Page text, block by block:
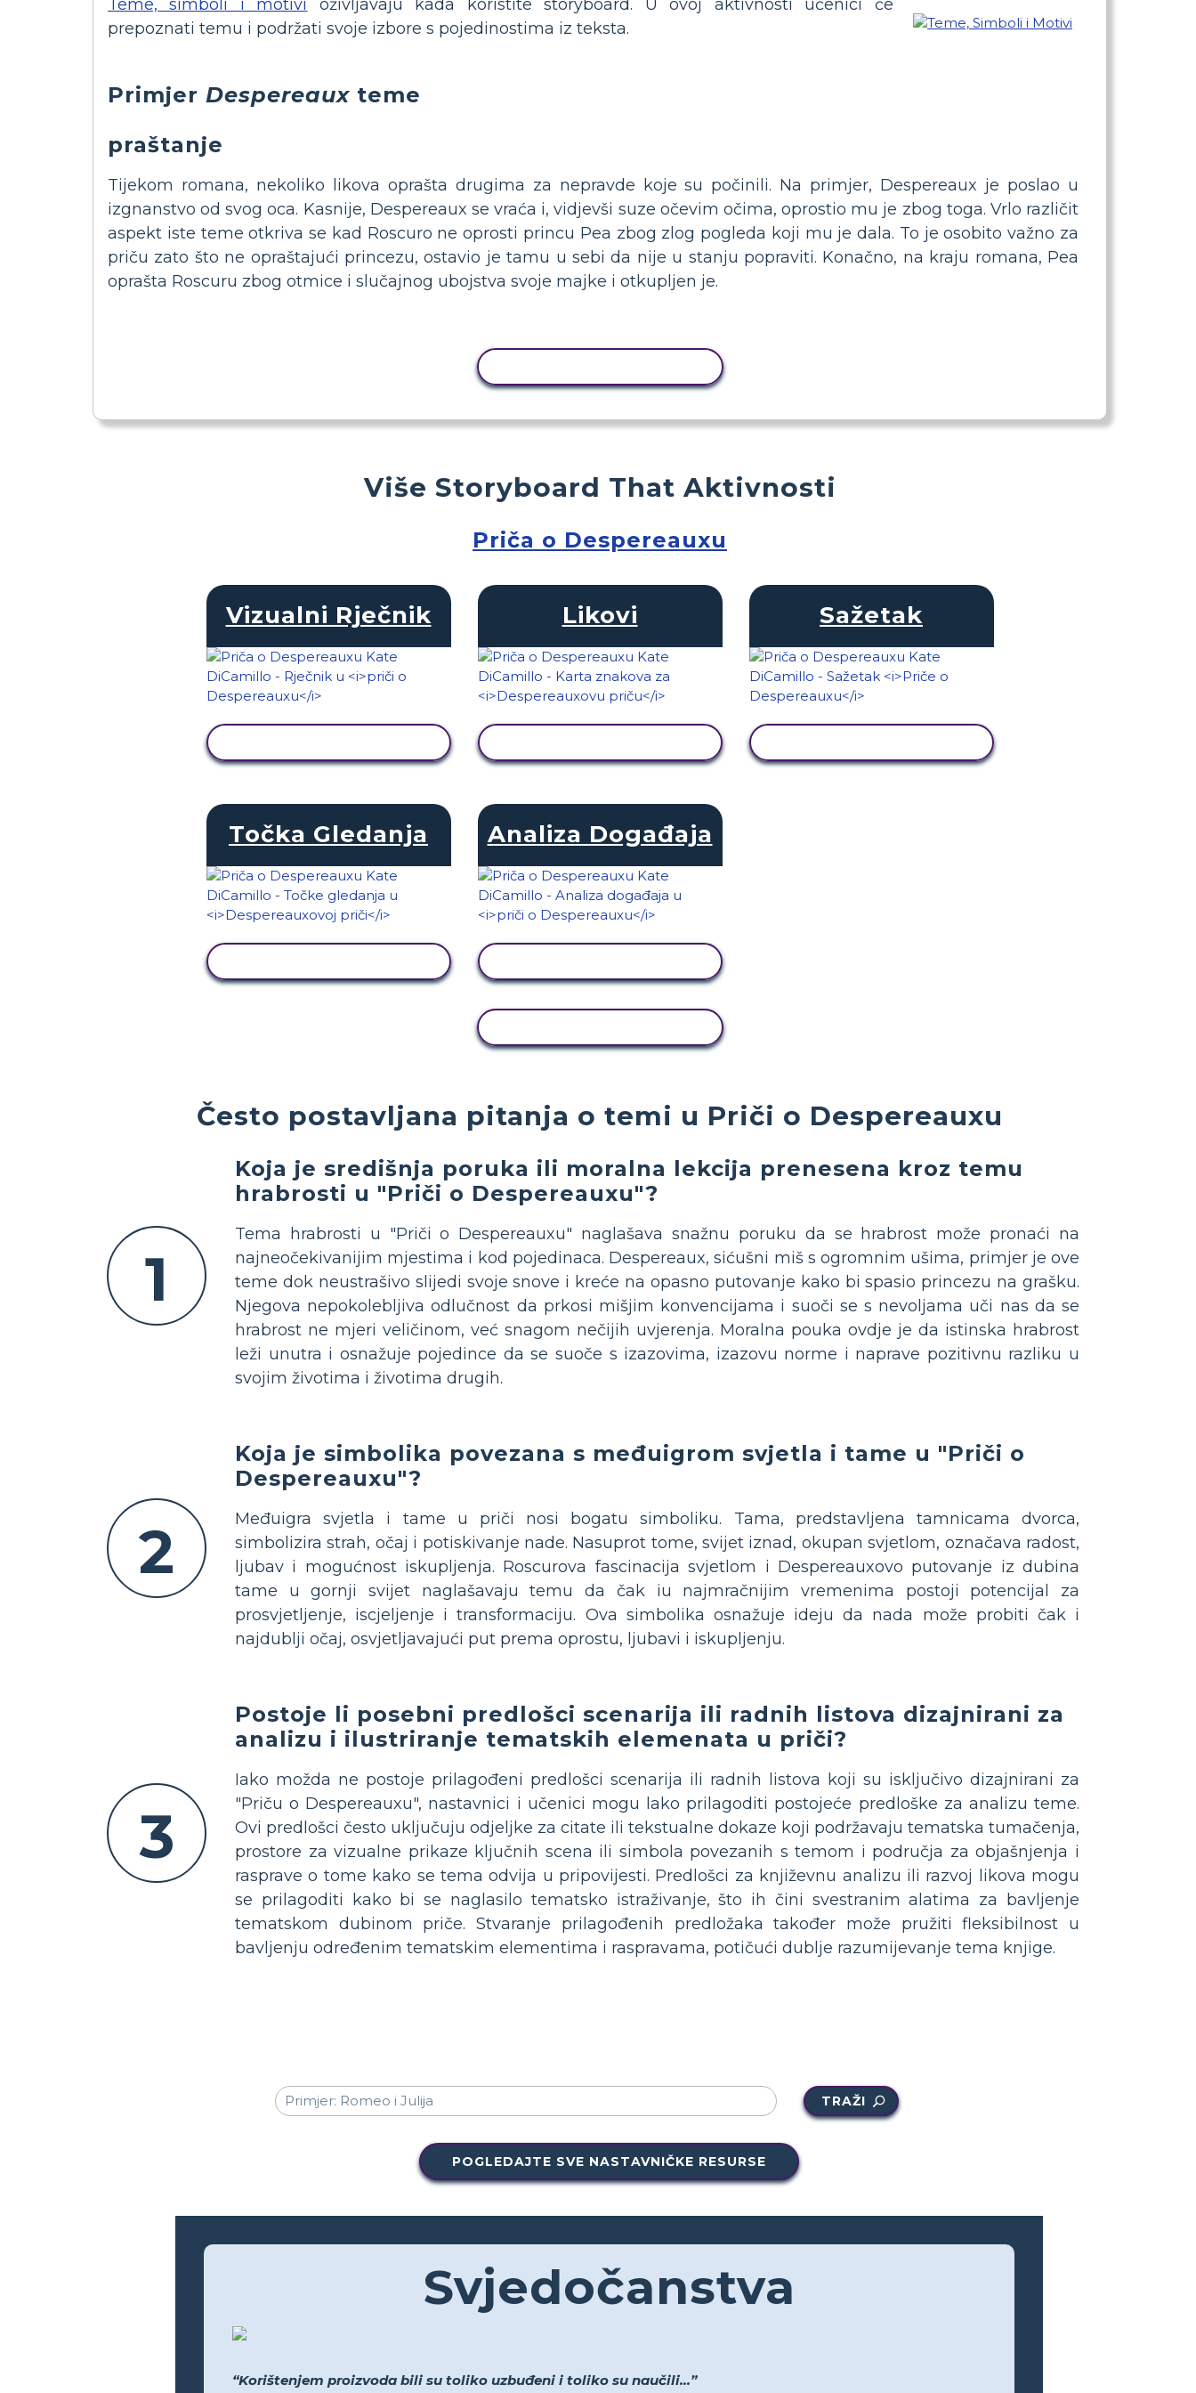
Teme, simboli i motivi
oživljavaju kada koristite storyboard. U ovoj aktivnosti učenici će
prepoznati temu i podržati svoje izbore s pojedinostima iz teksta.
Primjer Despereaux teme
praštanje
Tijekom romana, nekoliko likova oprašta drugima za nepravde koje su počinili. Na primjer, Despereaux je poslao u
izgnanstvo od svog oca. Kasnije, Despereaux se vraća i, vidjevši suze očevim očima, oprostio mu je zbog toga. Vrlo različit
aspekt iste teme otkriva se kad Roscuro ne oprosti princu Pea zbog zlog pogleda koji mu je dala. To je osobito važno za
priču zato što ne opraštajući princezu, ostavio je tamu u sebi da nije u stanju popraviti. Konačno, na kraju romana, Pea
oprašta Roscuru zbog otmice i slučajnog ubojstva svoje majke i otkupljen je.
Često postavljana pitanja o temi u Priči o Despereauxu
1
Koja je središnja poruka ili moralna lekcija prenesena kroz temu
hrabrosti u "Priči o Despereauxu"?
Tema hrabrosti u "Priči o Despereauxu" naglašava snažnu poruku da se hrabrost može pronaći na
najneočekivanijim mjestima i kod pojedinaca. Despereaux, sićušni miš s ogromnim ušima, primjer je ove
teme dok neustrašivo slijedi svoje snove i kreće na opasno putovanje kako bi spasio princezu na grašku.
Njegova nepokolebljiva odlučnost da prkosi mišjim konvencijama i suoči se s nevoljama uči nas da se
hrabrost ne mjeri veličinom, već snagom nečijih uvjerenja. Moralna pouka ovdje je da istinska hrabrost
leži unutra i osnažuje pojedince da se suoče s izazovima, izazovu norme i naprave pozitivnu razliku u
svojim životima i životima drugih.
2
Koja je simbolika povezana s međuigrom svjetla i tame u "Priči o
Despereauxu"?
Međuigra svjetla i tame u priči nosi bogatu simboliku. Tama, predstavljena tamnicama dvorca,
simbolizira strah, očaj i potiskivanje nade. Nasuprot tome, svijet iznad, okupan svjetlom, označava radost,
ljubav i mogućnost iskupljenja. Roscurova fascinacija svjetlom i Despereauxovo putovanje iz dubina
tame u gornji svijet naglašavaju temu da čak iu najmračnijim vremenima postoji potencijal za
prosvjetljenje, iscjeljenje i transformaciju. Ova simbolika osnažuje ideju da nada može probiti čak i
najdublji očaj, osvjetljavajući put prema oprostu, ljubavi i iskupljenju.
3
Postoje li posebni predlošci scenarija ili radnih listova dizajnirani za
analizu i ilustriranje tematskih elemenata u priči?
Iako možda ne postoje prilagođeni predlošci scenarija ili radnih listova koji su isključivo dizajnirani za
"Priču o Despereauxu", nastavnici i učenici mogu lako prilagoditi postojeće predloške za analizu teme.
Ovi predlošci često uključuju odjeljke za citate ili tekstualne dokaze koji podržavaju tematska tumačenja,
prostore za vizualne prikaze ključnih scena ili simbola povezanih s temom i područja za objašnjenja i
rasprave o tome kako se tema odvija u pripovijesti. Predlošci za književnu analizu ili razvoj likova mogu
se prilagoditi kako bi se naglasilo tematsko istraživanje, što ih čini svestranim alatima za bavljenje
tematskom dubinom priče. Stvaranje prilagođenih predložaka također može pružiti fleksibilnost u
bavljenju određenim tematskim elementima i raspravama, potičući dublje razumijevanje tema knjige.
Više Storyboard That Aktivnosti
Priča o Despereauxu
Vizualni Rječnik Likovi Sažetak
Točka Gledanja Analiza Događaja
TRAŽI
POGLEDAJTE SVE NASTAVNIČKE RESURSE
Svjedočanstva
“Korištenjem proizvoda bili su toliko uzbuđeni i toliko su naučili...”